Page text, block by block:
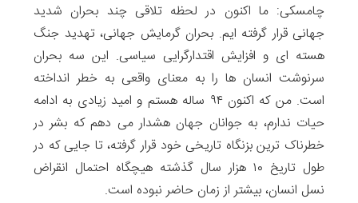
چامسکی: ما اکنون در لحظه تلاقی چند بحران شدید
جهانی قرار گرفته ایم. بحران گرمایش جهانی، تهدید جنگ
هسته ای و افزایش اقتدارگرایی سیاسی. این سه بحران
سرنوشت انسان ها را به معنای واقعی به خطر انداخته
است. من که اکنون ۹۴ ساله هستم و امید زیادی به ادامه
حیات ندارم، به جوانان جهان هشدار می دهم که بشر در
خطرناک ترین بزنگاه تاریخی خود قرار گرفته، تا جایی که در
طول تاریخ ۱۰ هزار سال گذشته هیچگاه احتمال انقراض
نسل انسان، بیشتر از زمان حاضر نبوده است.